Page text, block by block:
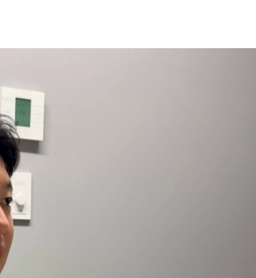
ユーミン・オールタイムコレ
時50分
ミンのモノマネでもおなじみ清水ミチコが
聴く